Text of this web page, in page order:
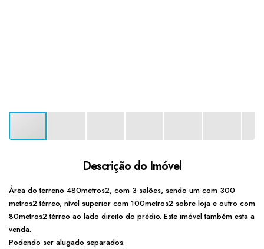
Descrição do Imóvel
Área do terreno 480metros2, com 3 salões, sendo um com 300
metros2 térreo, nível superior com 100metros2 sobre loja e outro com
80metros2 térreo ao lado direito do prédio. Este imóvel também esta a
venda.
Podendo ser alugado separados.